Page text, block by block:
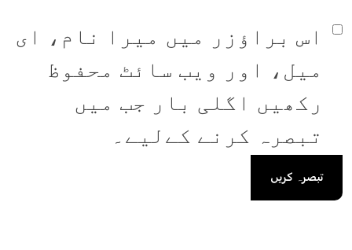
اس براؤزر میں میرا نام، ای
میل، اور ویب سائٹ محفوظ
رکھیں اگلی بار جب میں
تبصرہ کرنے کےلیے۔